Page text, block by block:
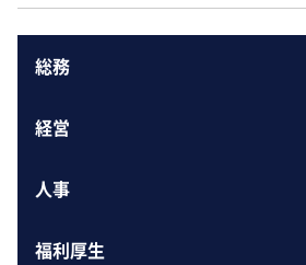
総務
経営
人事
福利厚生